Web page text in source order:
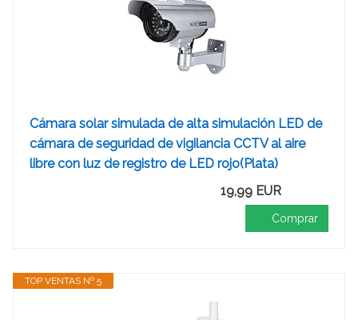
Cámara solar simulada de alta simulación LED de
cámara de seguridad de vigilancia CCTV al aire
libre con luz de registro de LED rojo(Plata)
19,99 EUR
Comprar
TOP VENTAS Nº 5